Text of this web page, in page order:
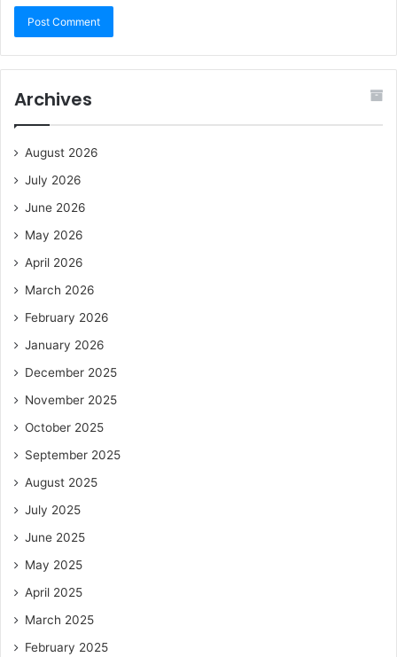
Archives
August 2026
July 2026
June 2026
May 2026
April 2026
March 2026
February 2026
January 2026
December 2025
November 2025
October 2025
September 2025
August 2025
July 2025
June 2025
May 2025
April 2025
March 2025
February 2025